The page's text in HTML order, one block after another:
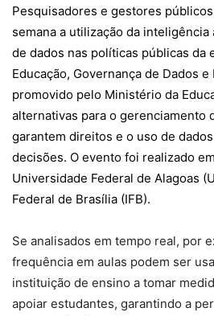
Pesquisadores e gestores
semana a utilização da
de dados nas políticas públicas da
Educação, Governança de Dados
promovido pelo Ministério da
alternativas para o gerenciamento
garantem direitos e o uso de
decisões. O evento foi realizado
Universidade Federal de Alagoas
Federal de Brasília (IFB).
Se analisados em tempo real, por
frequência em aulas podem ser
instituição de ensino a tomar
apoiar estudantes, garantindo a